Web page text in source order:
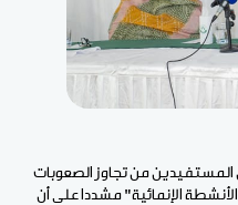
من تجاوز الصعوبات
الإنمائية" مشددا على أن